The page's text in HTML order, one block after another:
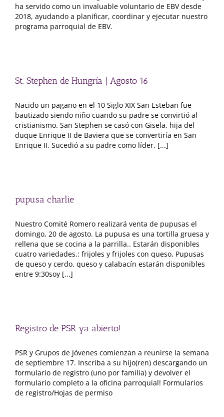
ha servido como un invaluable voluntario de EBV desde
2018, ayudando a planificar, coordinar y ejecutar nuestro
programa parroquial de EBV.
St. Stephen de Hungría | Agosto 16
Nacido un pagano en el 10 Siglo XIX San Esteban fue
bautizado siendo niño cuando su padre se convirtió al
cristianismo. San Stephen se casó con Gisela, hija del
duque Enrique II de Baviera que se convertiría en San
Enrique II. Sucedió a su padre como líder. [...]
pupusa charlie
Nuestro Comité Romero realizará venta de pupusas el
domingo, 20 de agosto. La pupusa es una tortilla gruesa y
rellena que se cocina a la parrilla.. Estarán disponibles
cuatro variedades.: frijoles y frijoles con queso, Pupusas
de queso y cerdo, queso y calabacín estarán disponibles
entre 9:30soy [...]
Registro de PSR ya abierto!
PSR y Grupos de Jóvenes comienzan a reunirse la semana
de septiembre 17. Inscriba a su hijo(ren) descargando un
formulario de registro (uno por familia) y devolver el
formulario completo a la oficina parroquial! Formularios
de registro/Hojas de permiso